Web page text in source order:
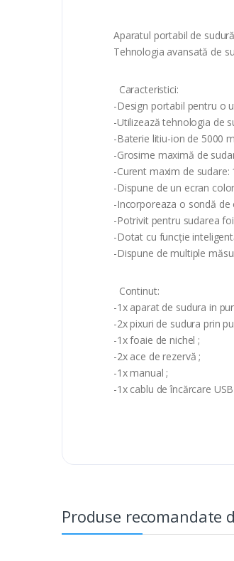
Aparatul portabil de
Tehnologia avansată de
Caracteristici:
-Design portabil pentru o
-Utilizează tehnologia de
-Baterie litiu-ion de 5000
-Grosime maximă de
-Curent maxim de sudare:
-Dispune de un ecran
-Incorporeaza o sondă
-Potrivit pentru sudarea
-Dotat cu funcție
-Dispune de multiple
Continut:
-1x aparat de sudura in
-2x pixuri de sudura prin
-1x foaie de nichel ;
-2x ace de rezervă ;
-1x manual ;
-1x cablu de încărcare
Produse recomandate